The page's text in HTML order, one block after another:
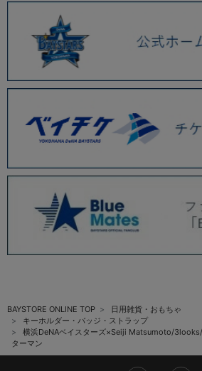
BAYSTORE ONLINE TOP
日用雑貨・おもちゃ
キーホルダー・バッジ・ストラップ
横浜DeNAベイスターズ×Seiji Matsumoto/
ターマン